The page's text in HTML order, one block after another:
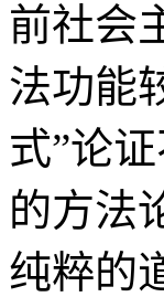
前社会
法功能
式”论
的方法
纯粹的